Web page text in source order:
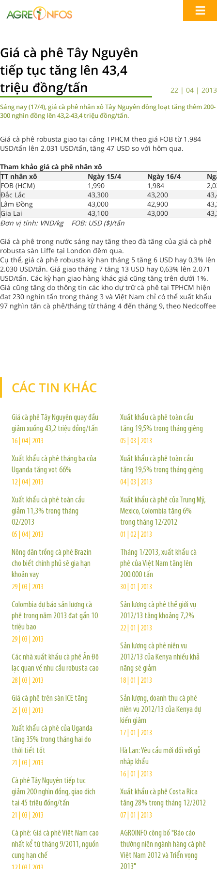
Giá cà phê Tây Nguyên
tiếp tục tăng lên 43,4
triệu đồng/tấn
22 | 04 | 2013
Sáng nay (17/4), giá cà phê nhân xô Tây Nguyên đồng loạt tăng thêm 200-
300 nghìn đồng lên 43,2-43,4 triệu đồng/tấn.
Giá cà phê robusta giao tại cảng TPHCM theo giá FOB từ 1.984
USD/tấn lên 2.031 USD/tấn, tăng 47 USD so với hôm qua.
Tham khảo giá cà phê nhân xô
TT nhân xô
Ngày 15/4 Ngày 16/4
FOB (HCM)
1,990 1,984
Đắc Lắc
43,300 43,200
Lâm Đồng
43,000 42,900
Gia Lai
43,100 43,000
Đơn vị tính: VND/kg FOB: USD ($)/tấn
Giá cà phê trong nước sáng nay tăng theo đà tăng của giá cà phê
robusta sàn Liffe tại London đêm qua.
Cụ thể, giá cà phê robusta kỳ hạn tháng 5 tăng 6 USD hay 0,3% lên
2.030 USD/tấn. Giá giao tháng 7 tăng 13 USD hay 0,63% lên 2.071
USD/tấn. Các kỳ hạn giao hàng khác giá cũng tăng trên dưới 1%.
Giá cũng tăng do thông tin các kho dự trữ cà phê tại TPHCM hiện
đạt 230 nghìn tấn trong tháng 3 và Việt Nam chỉ có thể xuất khẩu
97 nghìn tấn cà phê/tháng từ tháng 4 đến tháng 9, theo Nedcoffee
CÁC TIN KHÁC
Giá cà phê Tây Nguyên quay đầu
giảm xuống 43,2 triệu đồng/tấn
16 | 04 | 2013
Xuất khẩu cà phê tháng ba của
Uganda tăng vọt 66%
12 | 04 | 2013
Xuất khẩu cà phê toàn cầu
giảm 11,3% trong tháng
02/2013
05 | 04 | 2013
Nông dân trồng cà phê Brazin
cho biết chính phủ sẽ gia hạn
khoản vay
29 | 03 | 2013
Colombia dự báo sản lượng cà
phê trong năm 2013 đạt gần 10
triệu bao
29 | 03 | 2013
Các nhà xuất khẩu cà phê Ấn Độ
lạc quan về nhu cầu robusta cao
28 | 03 | 2013
Giá cà phê trên sàn ICE tăng
25 | 03 | 2013
Xuất khẩu cà phê của Uganda
tăng 35% trong tháng hai do
thời tiết tốt
21 | 03 | 2013
Cà phê Tây Nguyên tiếp tục
giảm 200 nghìn đồng, giao dịch
tại 45 triệu đồng/tấn
21 | 03 | 2013
Cà phê: Giá cà phê Việt Nam cao
nhất kể từ tháng 9/2011, nguồn
cung hạn chế
Xuất khẩu cà phê toàn cầu
tăng 19,5% trong tháng giêng
05 | 03 | 2013
Xuất khẩu cà phê toàn cầu
tăng 19,5% trong tháng giêng
04 | 03 | 2013
Xuất khẩu cà phê của Trung Mỹ,
Mexico, Colombia tăng 6%
trong tháng 12/2012
01 | 02 | 2013
Tháng 1/2013, xuất khẩu cà
phê của Việt Nam tăng lên
200.000 tấn
30 | 01 | 2013
Sản lượng cà phê thế giới vụ
2012/13 tăng khoảng 7,2%
22 | 01 | 2013
Sản lượng cà phê niên vụ
2012/13 của Kenya nhiều khả
năng sẽ giảm
18 | 01 | 2013
Sản lượng, doanh thu cà phê
niên vụ 2012/13 của Kenya dự
kiến giảm
17 | 01 | 2013
Hà Lan: Yêu cầu mới đối với gỗ
nhập khẩu
16 | 01 | 2013
Xuất khẩu cà phê Costa Rica
tăng 28% trong tháng 12/2012
07 | 01 | 2013
AGROINFO công bố "Báo cáo
thường niên ngành hàng cà phê
Việt Nam 2012 và Triển vọng
2013"